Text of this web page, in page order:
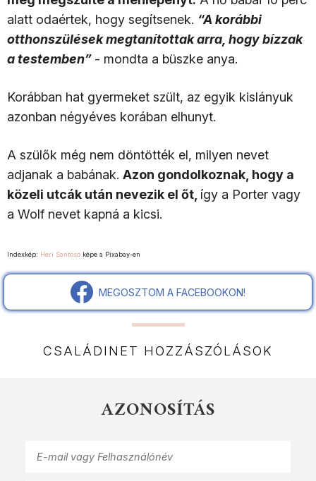
alatt odaértek, hogy segítsenek. “A korábbi
otthonszülések megtanítottak arra, hogy bízzak
a testemben” - mondta a büszke anya.
Korábban hat gyermeket szült, az egyik kislányuk
azonban négyéves korában elhunyt.
A szülők még nem döntötték el, milyen nevet
adjanak a babának. Azon gondolkoznak, hogy a
közeli utcák után nevezik el őt, így a Porter vagy
a Wolf nevet kapná a kicsi.
Indexkép: Heri Santoso képe a Pixabay-en
MEGOSZTOM A FACEBOOKON!
CSALÁDINET HOZZÁSZÓLÁSOK
AZONOSÍTÁS